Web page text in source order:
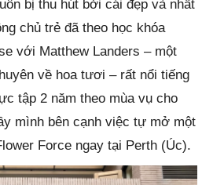
bị thu hút bởi cái đẹp và nhất
chủ trẻ đã theo học khóa
với Matthew Landers – một
về hoa tươi – rất nổi tiếng
tập 2 năm theo mùa vụ cho
mình bên cạnh việc tự mở một
Force ngay tại Perth (Úc).